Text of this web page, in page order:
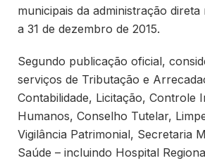
municipais da administração
a 31 de dezembro de 2015.
Segundo publicação oficial,
serviços de Tributação e
Contabilidade, Licitação, Controle
Humanos, Conselho Tutelar,
Vigilância Patrimonial, Secretaria
Saúde – incluindo Hospital